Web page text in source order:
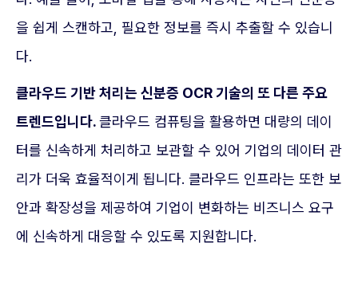
을 쉽게 스캔하고, 필요한 정보를 즉시 추출할 수 있습니
다.
클라우드 기반 처리는 신분증 OCR 기술의 또 다른 주요
트렌드입니다.클라우드 컴퓨팅을 활용하면 대량의 데이
터를 신속하게 처리하고 보관할 수 있어 기업의 데이터 관
리가 더욱 효율적이게 됩니다. 클라우드 인프라는 또한 보
안과 확장성을 제공하여 기업이 변화하는 비즈니스 요구
에 신속하게 대응할 수 있도록 지원합니다.